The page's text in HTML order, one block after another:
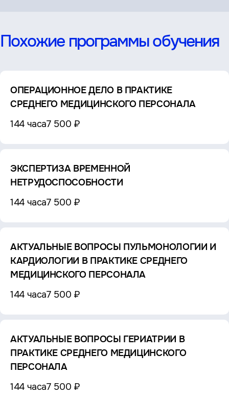
Похожие программы обучения
ОПЕРАЦИОННОЕ ДЕЛО В ПРАКТИКЕ
СРЕДНЕГО МЕДИЦИНСКОГО ПЕРСОНАЛА
144 часа7 500 ₽
ЭКСПЕРТИЗА ВРЕМЕННОЙ
НЕТРУДОСПОСОБНОСТИ
144 часа7 500 ₽
АКТУАЛЬНЫЕ ВОПРОСЫ ПУЛЬМОНОЛОГИИ И
КАРДИОЛОГИИ В ПРАКТИКЕ СРЕДНЕГО
МЕДИЦИНСКОГО ПЕРСОНАЛА
144 часа7 500 ₽
АКТУАЛЬНЫЕ ВОПРОСЫ ГЕРИАТРИИ В
ПРАКТИКЕ СРЕДНЕГО МЕДИЦИНСКОГО
ПЕРСОНАЛА
144 часа7 500 ₽